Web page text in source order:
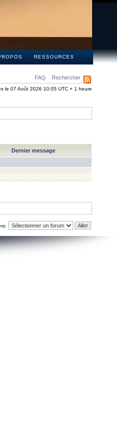
RESSOURCES
FAQ Rechercher
le 07 Août 2026 10:05 UTC + 1 heure
Dernier message